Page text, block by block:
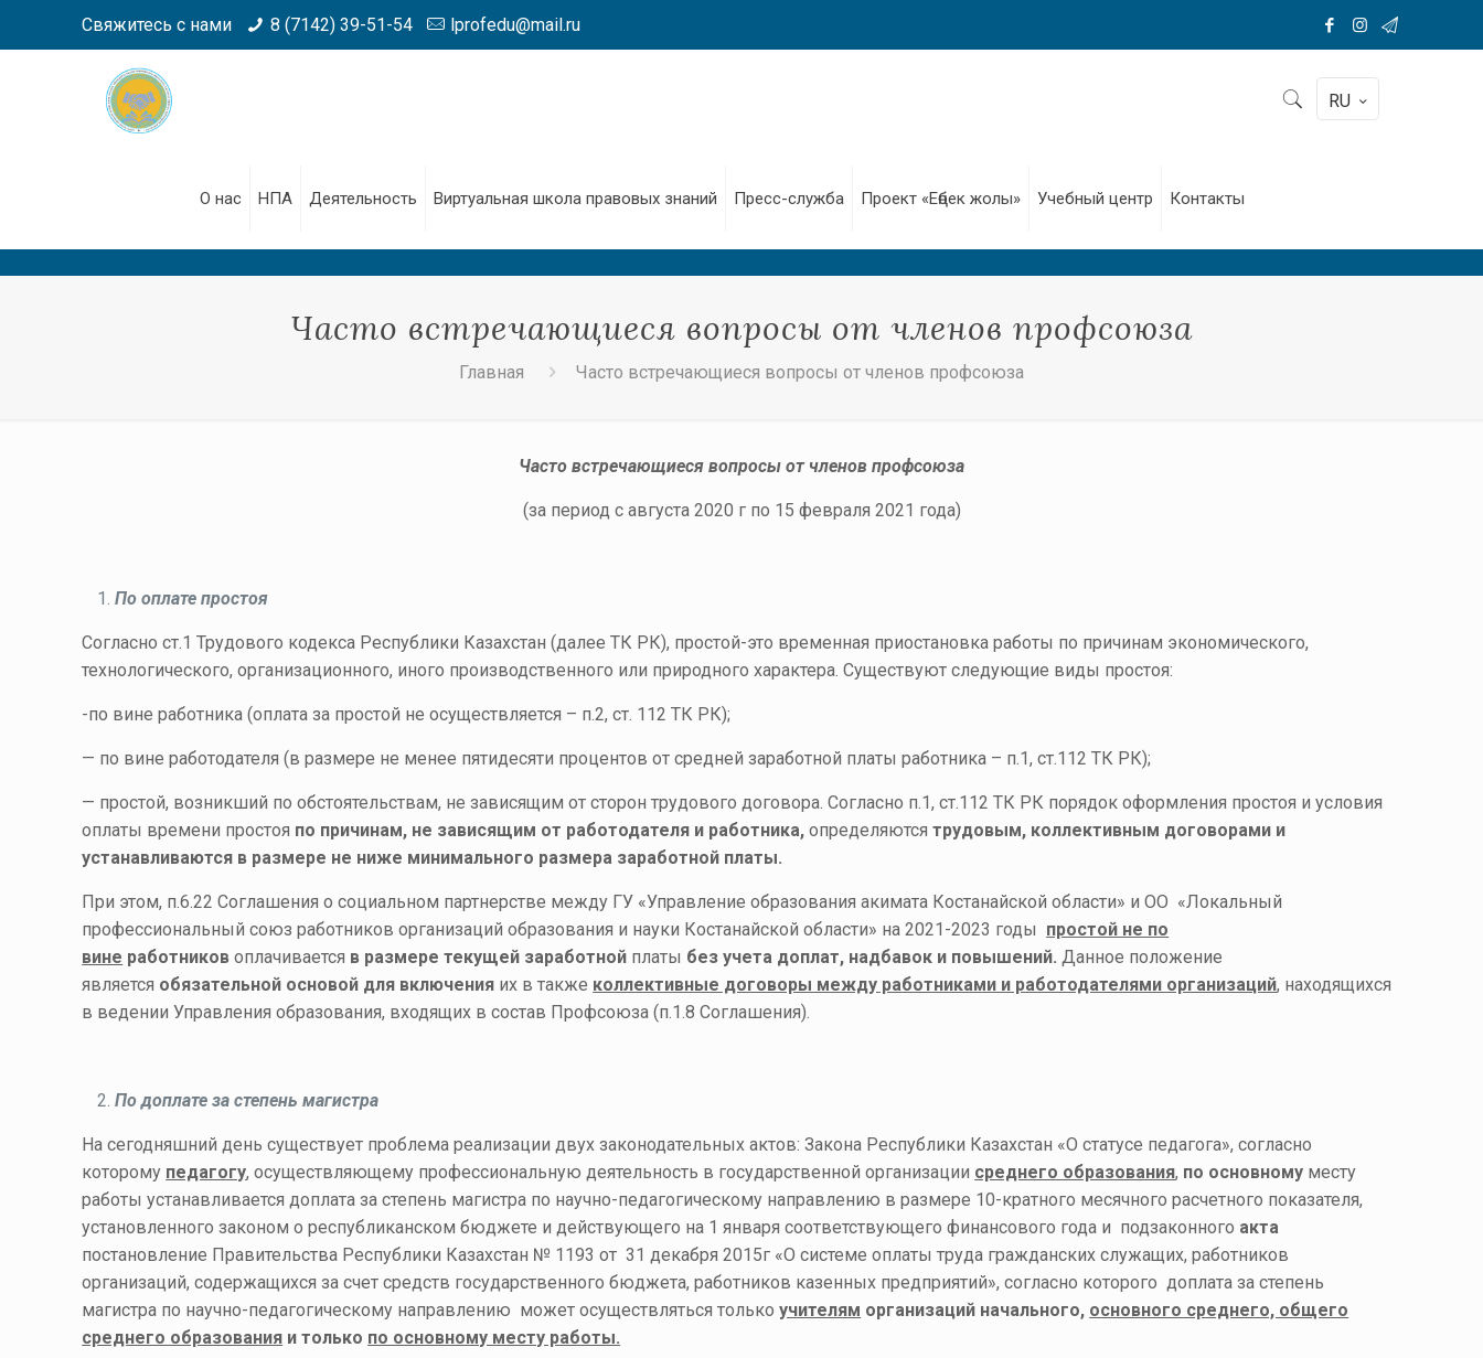
Свяжитесь с нами 8 (7142) 39-51-54 lprofedu@mail.ru
О нас НПА Деятельность Виртуальная школа правовых знаний Пресс-служба Проект «Еңбек жолы» Учебный центр Контакты
RU
Часто встречающиеся вопросы от членов профсоюза
Главная Часто встречающиеся вопросы от членов профсоюза
Часто встречающиеся вопросы от членов профсоюза
(за период с августа 2020 г по 15 февраля 2021 года)
По оплате простоя
Согласно ст.1 Трудового кодекса Республики Казахстан (далее ТК РК), простой-это временная приостановка работы по причинам экономического,
технологического, организационного, иного производственного или природного характера. Существуют следующие виды простоя:
-по вине работника (оплата за простой не осуществляется – п.2, ст. 112 ТК РК);
— по вине работодателя (в размере не менее пятидесяти процентов от средней заработной платы работника – п.1, ст.112 ТК РК);
— простой, возникший по обстоятельствам, не зависящим от сторон трудового договора. Согласно п.1, ст.112 ТК РК порядок оформления простоя и условия
оплаты времени простоя по причинам, не зависящим от работодателя и работника, определяютсятрудовым, коллективным договорами и
устанавливаются в размере не ниже минимального размера заработной платы.
При этом, п.6.22 Соглашения о социальном партнерстве между ГУ «Управление образования акимата Костанайской области» и ОО «Локальный
профессиональный союз работников организаций образования и науки Костанайской области» на 2021-2023 годы простой не по
вине работников оплачивается в размере текущей заработной платы без учета доплат, надбавок и повышений.Данное положение
является обязательной основой для включения их в также коллективные договоры между работниками и работодателями организаций, находящихся
в ведении Управления образования, входящих в состав Профсоюза (п.1.8 Соглашения).
По доплате за степень магистра
На сегодняшний день существует проблема реализации двух законодательных актов: Закона Республики Казахстан «О статусе педагога», согласно
которому педагогу, осуществляющему профессиональную деятельность в государственной организации среднего образования, по основному месту
работы устанавливается доплата за степень магистра по научно-педагогическому направлению в размере 10-кратного месячного расчетного показателя,
установленного законом о республиканском бюджете и действующего на 1 января соответствующего финансового года и подзаконного акта
постановление Правительства Республики Казахстан № 1193 от 31 декабря 2015г «О системе оплаты труда гражданских служащих, работников
организаций, содержащихся за счет средств государственного бюджета, работников казенных предприятий», согласно которого доплата за степень
магистра по научно-педагогическому направлению может осуществляться толькоучителям организаций начального, основного среднего, общего
среднего образования и только по основному месту работы.